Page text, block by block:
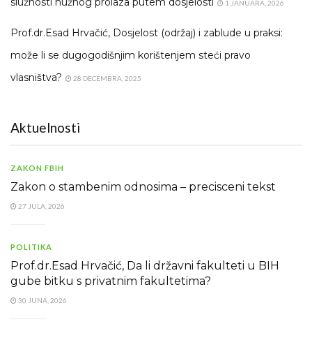
1 JANUARA, 2026
Prof.dr.Esad Hrvačić, Dosjelost (održaj) i zablude u praksi:
može li se dugogodišnjim korištenjem steći pravo
vlasništva?
28 DECEMBRA, 2025
Aktuelnosti
ZAKON FBIH
Zakon o stambenim odnosima – precisceni tekst
27 JULA, 2026
POLITIKA
Prof.dr.Esad Hrvačić, Da li državni fakulteti u BIH
gube bitku s privatnim fakultetima?
30 JUNA, 2026